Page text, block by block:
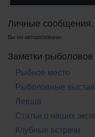
Личные сообщения.
Вы не авторизованы.
Заметки рыболовов
Рыбное место
Рыболовные
Левша
Статьи о наших
Клубные встречи